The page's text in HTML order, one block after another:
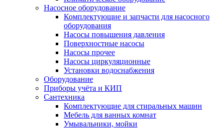
Насосное оборудование
Комплектующие и запчасти для насосного
оборудования
Насосы повышения давления
Поверхностные насосы
Насосы прочее
Насосы циркуляционные
Установки водоснабжения
Оборудование
Приборы учёта и КИП
Сантехника
Комплектующие для стиральных машин
Мебель для ванных комнат
Умывальники, мойки